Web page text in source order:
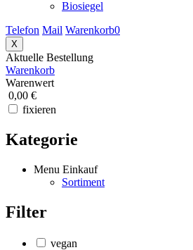
Biosiegel
Telefon Mail Warenkorb0
X
Aktuelle Bestellung
Warenkorb
Warenwert
0,00 €
fixieren
Kategorie
Menu Einkauf
Sortiment
Filter
vegan